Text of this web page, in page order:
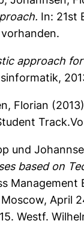
In: 21st
approach
Florian
und
based on
April
Westf.